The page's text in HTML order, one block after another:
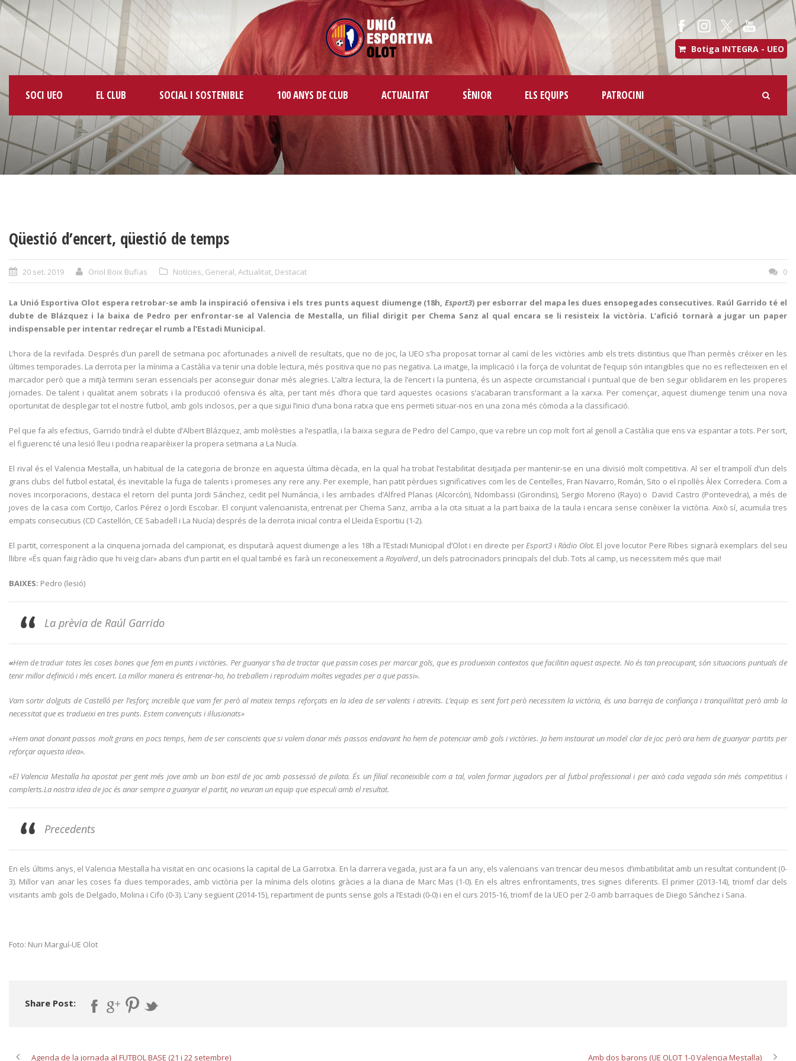
Botiga INTEGRA - UEO
SOCI UEO EL CLUB SOCIAL I SOSTENIBLE 100 ANYS DE CLUB ACTUALITAT SÈNIOR ELS EQUIPS PATROCINI
Qüestió d’encert, qüestió de temps
20 set. 2019 Oriol Boix Bufias Notícies General Actualitat Destacat 0
La Unió Esportiva Olot espera retrobar-se amb la inspiració ofensiva i els tres punts aquest diumenge (18h,Esport3) per esborrar del mapa les dues ensopegades consecutives. Raúl Garrido té el
dubte de Blázquez i la baixa de Pedro per enfrontar-se al Valencia de Mestalla, un filial dirigit per Chema Sanz al qual encara se li resisteix la victòria. L’afició tornarà a jugar un paper
indispensable per intentar redreçar el rumb a l’Estadi Municipal.
L’hora de la revifada. Després d’un parell de setmana poc afortunades a nivell de resultats, que no de joc, la UEO s’ha proposat tornar al camí de les victòries amb els trets distintius que l’han permès créixer en les
últimes temporades. La derrota per la mínima a Castàlia va tenir una doble lectura, més positiva que no pas negativa. La imatge, la implicació i la força de voluntat de l’equip són intangibles que no es reflecteixen en el
marcador però que a mitjà termini seran essencials per aconseguir donar més alegries. L’altra lectura, la de l’encert i la punteria, és un aspecte circumstancial i puntual que de ben segur oblidarem en les properes
jornades. De talent i qualitat anem sobrats i la producció ofensiva és alta, per tant més d’hora que tard aquestes ocasions s’acabaran transformant a la xarxa. Per començar, aquest diumenge tenim una nova
oportunitat de desplegar tot el nostre futbol, amb gols inclosos, per a que sigui l’inici d’una bona ratxa que ens permeti situar-nos en una zona més còmoda a la classificació.
Pel que fa als efectius, Garrido tindrà el dubte d’Albert Blázquez, amb molèsties a l’espatlla, i la baixa segura de Pedro del Campo, que va rebre un cop molt fort al genoll a Castàlia que ens va espantar a tots. Per sort,
el figuerenc té una lesió lleu i podria reaparèixer la propera setmana a La Nucía.
El rival és el Valencia Mestalla, un habitual de la categoria de bronze en aquesta última dècada, en la qual ha trobat l’estabilitat desitjada per mantenir-se en una divisió molt competitiva. Al ser el trampolí d’un dels
grans clubs del futbol estatal, és inevitable la fuga de talents i promeses any rere any. Per exemple, han patit pèrdues significatives com les de Centelles, Fran Navarro, Román, Sito o el ripollès Àlex Corredera. Com a
noves incorporacions, destaca el retorn del punta Jordi Sánchez, cedit pel Numáncia, i les arribades d’Alfred Planas (Alcorcón), Ndombassi (Girondins), Sergio Moreno (Rayo) o David Castro (Pontevedra), a més de
joves de la casa com Cortijo, Carlos Pérez o Jordi Escobar. El conjunt valencianista, entrenat per Chema Sanz, arriba a la cita situat a la part baixa de la taula i encara sense conèixer la victòria. Això sí, acumula tres
empats consecutius (CD Castellón, CE Sabadell i La Nucía) després de la derrota inicial contra el Lleida Esportiu (1-2).
El partit, corresponent a la cinquena jornada del campionat, es disputarà aquest diumenge a les 18h a l’Estadi Municipal d’Olot i en directe per Esport3 i Ràdio Olot. El jove locutor Pere Ribes signarà exemplars del seu
llibre «És quan faig ràdio que hi veig clar» abans d’un partit en el qual també es farà un reconeixement a Royalverd , un dels patrocinadors principals del club. Tots al camp, us necessitem més que mai!
BAIXES: Pedro (lesió)
La prèvia de Raúl Garrido
«Hem de traduir totes les coses bones que fem en punts i victòries. Per guanyar s’ha de tractar que passin coses per marcar gols, que es produeixin contextos que facilitin aquest aspecte. No és tan preocupant, són situacions puntuals de
tenir millor definició i més encert. La millor manera és entrenar-ho, ho treballem i reproduïm moltes vegades per a que passi».
Vam sortir dolguts de Castelló per l’esforç increïble que vam fer però al mateix temps reforçats en la idea de ser valents i atrevits. L’equip es sent fort però necessitem la victòria, és una barreja de confiança i tranquil·litat però amb la
necessitat que es tradueixi en tres punts. Estem convençuts i il·lusionats»
«Hem anat donant passos molt grans en pocs temps, hem de ser conscients que si volem donar més passos endavant ho hem de potenciar amb gols i victòries. Ja hem instaurat un model clar de joc però ara hem de guanyar partits per
reforçar aquesta idea».
«El Valencia Mestalla ha apostat per gent més jove amb un bon estil de joc amb possessió de pilota. És un filial reconeixible com a tal, volen formar jugadors per al futbol professional i per això cada vegada són més competitius i
complerts.La nostra idea de joc és anar sempre a guanyar el partit, no veuran un equip que especuli amb el resultat.
Precedents
En els últims anys, el Valencia Mestalla ha visitat en cinc ocasions la capital de La Garrotxa. En la darrera vegada, just ara fa un any, els valencians van trencar deu mesos d’imbatibilitat amb un resultat contundent (0-
3). Millor van anar les coses fa dues temporades, amb victòria per la mínima dels olotins gràcies a la diana de Marc Mas (1-0). En els altres enfrontaments, tres signes diferents. El primer (2013-14), triomf clar dels
visitants amb gols de Delgado, Molina i Cifo (0-3). L’any següent (2014-15), repartiment de punts sense gols a l’Estadi (0-0) i en el curs 2015-16, triomf de la UEO per 2-0 amb barraques de Diego Sánchez i Sana.
Foto: Nuri Marguí-UE Olot
Share Post:
Agenda de la jornada al FUTBOL BASE (21 i 22 setembre) Amb dos barons (UE OLOT 1-0 Valencia Mestalla)